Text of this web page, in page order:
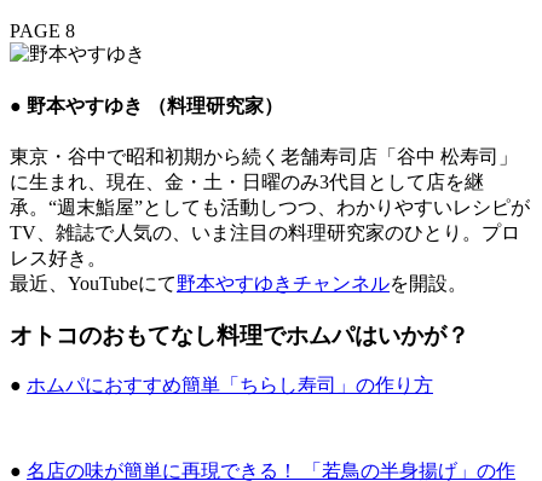
PAGE 8
● 野本やすゆき （料理研究家）
東京・谷中で昭和初期から続く老舗寿司店「谷中 松寿司」
に生まれ、現在、金・土・日曜のみ3代目として店を継
承。“週末鮨屋”としても活動しつつ、わかりやすいレシピが
TV、雑誌で人気の、いま注目の料理研究家のひとり。プロ
レス好き。
最近、YouTubeにて野本やすゆきチャンネルを開設。
オトコのおもてなし料理でホムパはいかが？
● ホムパにおすすめ簡単「ちらし寿司」の作り方
● 名店の味が簡単に再現できる！ 「若鳥の半身揚げ」の作